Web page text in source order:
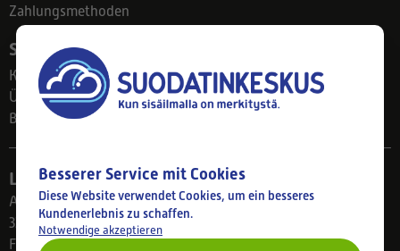
Zahlungsmethoden
Suodatinkeskus
Kontakt
Über uns
Blog
Ladengeschäft
Ahlmanintie 61
33800 Tampere
Finnland
Besserer Service mit Cookies
Diese Website verwendet Cookies, um ein besseres
Kundenerlebnis zu schaffen.
Notwendige akzeptieren